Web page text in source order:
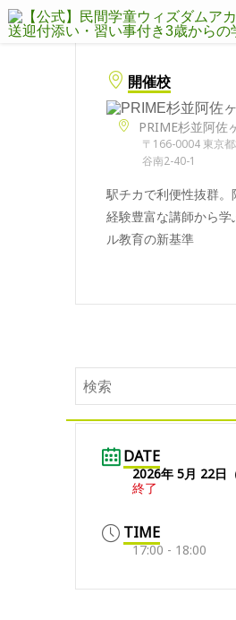
開催校
PRIME杉並阿佐
〒166-0004 東京
谷南2-40-1
駅チカで利便性抜群。
経験豊富な講師から学
ル教育の新基準
DATE
2026年 5月 22日
終了
TIME
17:00 - 18:00